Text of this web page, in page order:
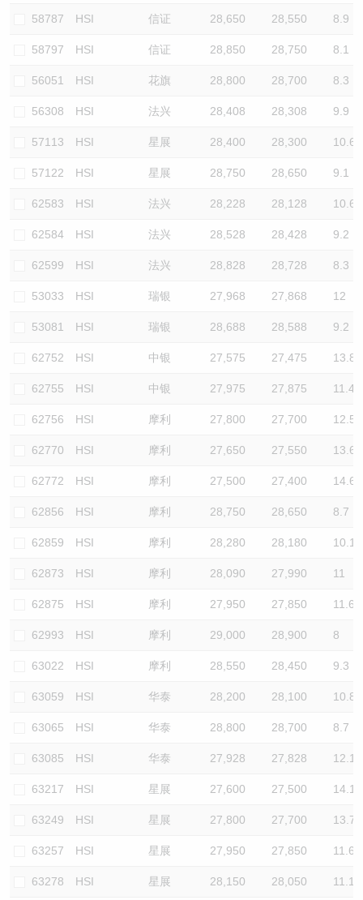
58787 HSI 信证 28,650 28,550 8.9
58797 HSI 信证 28,850 28,750 8.1
56051 HSI 花旗 28,800 28,700 8.3
56308 HSI 法兴 28,408 28,308 9.9
57113 HSI 星展 28,400 28,300 10.6
57122 HSI 星展 28,750 28,650 9.1
62583 HSI 法兴 28,228 28,128 10.6
62584 HSI 法兴 28,528 28,428 9.2
62599 HSI 法兴 28,828 28,728 8.3
53033 HSI 瑞银 27,968 27,868 12
53081 HSI 瑞银 28,688 28,588 9.2
62752 HSI 中银 27,575 27,475 13.8
62755 HSI 中银 27,975 27,875 11.4
62756 HSI 摩利 27,800 27,700 12.5
62770 HSI 摩利 27,650 27,550 13.6
62772 HSI 摩利 27,500 27,400 14.6
62856 HSI 摩利 28,750 28,650 8.7
62859 HSI 摩利 28,280 28,180 10.1
62873 HSI 摩利 28,090 27,990 11
62875 HSI 摩利 27,950 27,850 11.6
62993 HSI 摩利 29,000 28,900 8
63022 HSI 摩利 28,550 28,450 9.3
63059 HSI 华泰 28,200 28,100 10.8
63065 HSI 华泰 28,800 28,700 8.7
63085 HSI 华泰 27,928 27,828 12.1
63217 HSI 星展 27,600 27,500 14.1
63249 HSI 星展 27,800 27,700 13.7
63257 HSI 星展 27,950 27,850 11.6
63278 HSI 星展 28,150 28,050 11.1